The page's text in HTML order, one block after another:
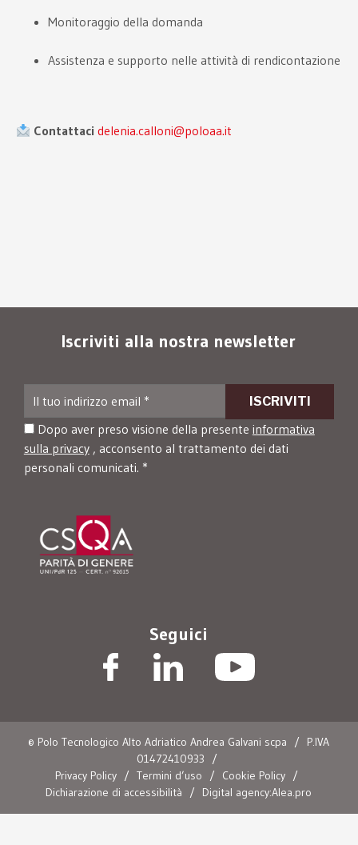
Monitoraggio della domanda
Assistenza e supporto nelle attività di rendicontazione
Contattaci delenia.calloni@poloaa.it
Iscriviti alla nostra newsletter
Dopo aver preso visione della presente informativa
sulla privacy, acconsento al trattamento dei dati
personali comunicati. *
Seguici
© Polo Tecnologico Alto Adriatico Andrea Galvani scpa /
P.IVA
01472410933
/
Privacy Policy / Termini d’uso / Cookie Policy /
Dichiarazione di accessibilità
/ Digital agency:Alea.pro